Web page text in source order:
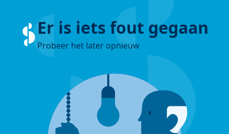
Er is iets fout gegaan
Probeer het later opnieuw